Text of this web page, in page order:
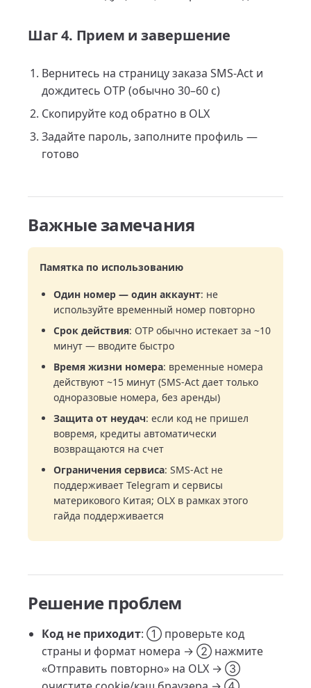
Шаг 4. Прием и завершение
Вернитесь на страницу заказа SMS-Act и
дождитесь OTP (обычно 30–60 с)
Скопируйте код обратно в OLX
Задайте пароль, заполните профиль —
готово
Важные замечания
Памятка по использованию
Один номер — один аккаунт: не
используйте временный номер повторно
Срок действия: OTP обычно истекает за ~10
минут — вводите быстро
Время жизни номера: временные номера
действуют ~15 минут (SMS-Act дает только
одноразовые номера, без аренды)
Защита от неудач: если код не пришел
вовремя, кредиты автоматически
возвращаются на счет
Ограничения сервиса: SMS-Act не
поддерживает Telegram и сервисы
материкового Китая; OLX в рамках этого
гайда поддерживается
Решение проблем
Код не приходит: ① проверьте код
страны и формат номера → ② нажмите
«Отправить повторно» на OLX → ③